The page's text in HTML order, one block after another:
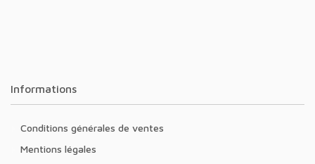
Informations
Conditions générales de ventes
Mentions légales